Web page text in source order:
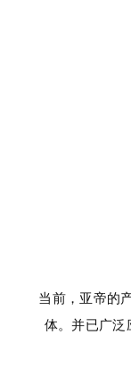
当前，亚帝的
体。并已广泛